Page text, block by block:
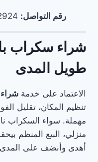
سكراب
سكراب
بالدمامشركة
شراء
بالرياض
شركة شراء
سكراب
بالطائفشركة
شراء
سكراب
بالقطيفشركة
رقم التواصل:
شراء سكراب
طويل المدى
الاعتماد على خدمة شراء
تنظيم المكان، تقليل
مهملة. سواء السكراب
منزلي، البيع المنظم
أهدى وأنضف على